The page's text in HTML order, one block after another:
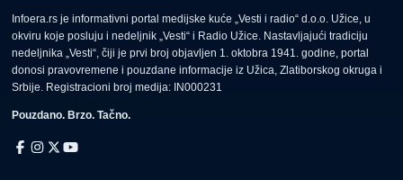
Infoera.rs je informativni portal medijske kuće „Vesti i radio“ d.o.o. Užice, u
okviru koje posluju i nedeljnik „Vesti“ i Radio Užice. Nastavljajući tradiciju
nedeljnika „Vesti“, čiji je prvi broj objavljen 1. oktobra 1941. godine, portal
donosi pravovremene i pouzdane informacije iz Užica, Zlatiborskog okruga i
Srbije. Registracioni broj medija: IN000231
Pouzdano. Brzo. Tačno.